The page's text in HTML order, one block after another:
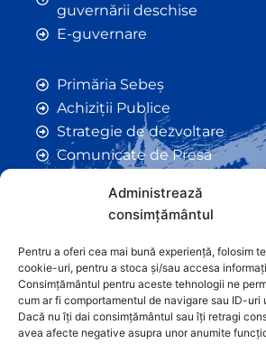
Administrează
consimțământul
Pentru a oferi cea mai bună experiență, folosim
cookie-uri, pentru a stoca și/sau accesa
Consimțământul pentru aceste tehnologii ne
cum ar fi comportamentul de navigare sau ID-uri
Dacă nu îți dai consimțământul sau îți retragi
avea afecte negative asupra unor anumite
guvernării deschise
E-guvernare
Primăria Sebeș
Achiziții Publice
Strategie de dezvoltare
Comunicate de Presă
Anunțuri
Hotarâri de Consiliu
Certificate de Urbanism
Autorizații de Construcții
Orașe Înfrățite
Contact